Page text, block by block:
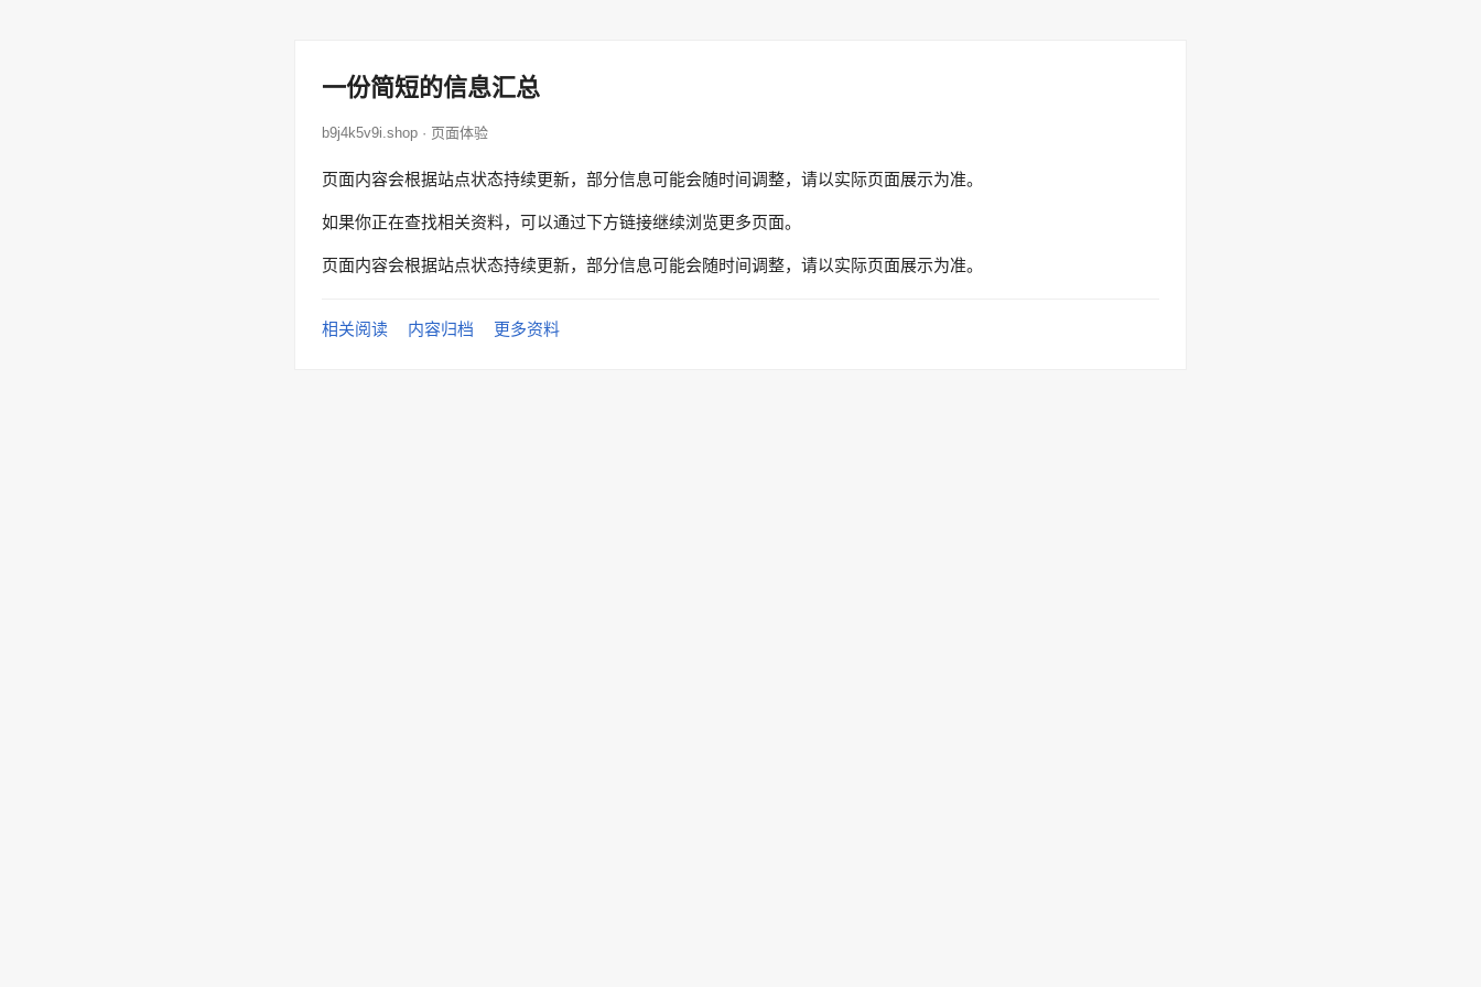
一份简短的信息汇总
b9j4k5v9i.shop · 页面体验
页面内容会根据站点状态持续更新，部分信息可能会随时间调整，请以实际页面展示为准。
如果你正在查找相关资料，可以通过下方链接继续浏览更多页面。
页面内容会根据站点状态持续更新，部分信息可能会随时间调整，请以实际页面展示为准。
相关阅读 内容归档 更多资料